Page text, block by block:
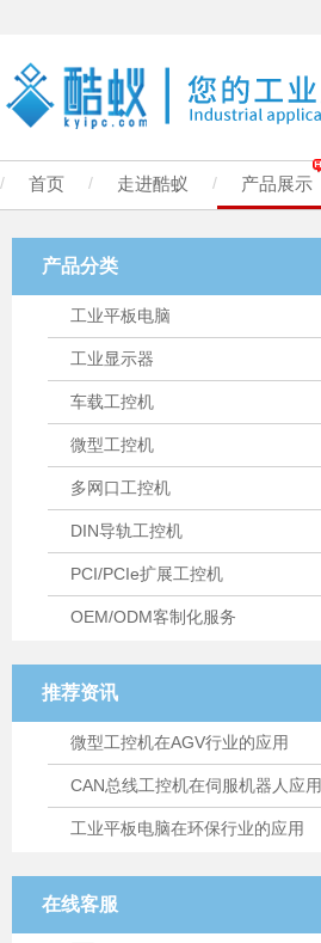
/ 首页 / 走进酷蚁 / 产品展示
产品分类
工业平板电脑
工业显示器
车载工控机
微型工控机
多网口工控机
DIN导轨工控机
PCI/PCIe扩展工控机
OEM/ODM客制化服务
推荐资讯
微型工控机在AGV行业的应用
CAN总线工控机在伺服机器人应用
工业平板电脑在环保行业的应用
在线客服